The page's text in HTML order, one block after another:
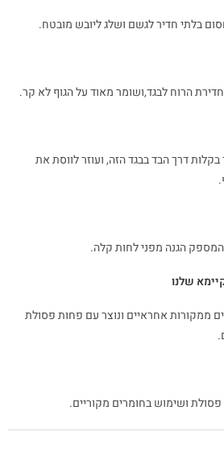
בלתי חדיר לגשם ושלג ליובש מובטח.
הרוח לבגד,ושומר מאוד על הגוף לא קר.
בקלות דרך הבד בבגד הזה, ועוזר לווסת את
המספק הגנה מפני לחות קלה.
שלנו
ממקורות אחראיים ונוצר עם פחות פסולת
ושימוש בחומרים מקוריים.